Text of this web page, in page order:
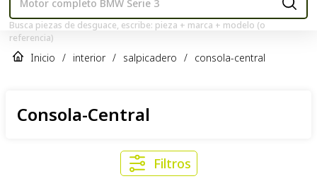
Busca piezas de desguace, escribe: pieza + marca + modelo (o
referencia)
Inicio / interior / salpicadero / consola-central
Consola-Central
Filtros